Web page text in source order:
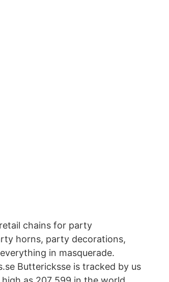
chains for party
horns, party decorations,
in masquerade.
Buttericksse is tracked by us